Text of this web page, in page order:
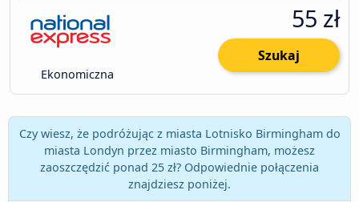
Ekonomiczna
55 zł
Szukaj
Czy wiesz, że podróżując z miasta Lotnisko Birmingham do
miasta Londyn przez miasto Birmingham, możesz
zaoszczędzić ponad 25 zł? Odpowiednie połączenia
znajdziesz poniżej.